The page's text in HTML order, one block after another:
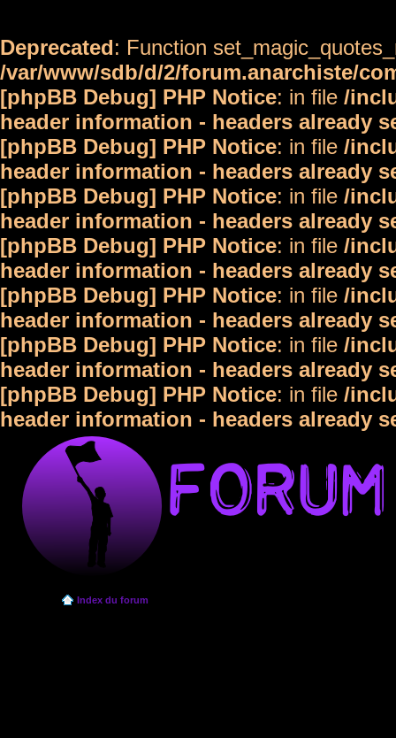
Deprecated: Function
/var/www/sdb/d/2/forum.anarchiste/
[phpBB Debug] PHP Notice: in file /
header information - headers already
[phpBB Debug] PHP Notice: in file /
header information - headers already
[phpBB Debug] PHP Notice: in file /
header information - headers already
[phpBB Debug] PHP Notice: in file /
header information - headers already
[phpBB Debug] PHP Notice: in file /
header information - headers already
[phpBB Debug] PHP Notice: in file /
header information - headers already
[phpBB Debug] PHP Notice: in file /
header information - headers already
Index du forum